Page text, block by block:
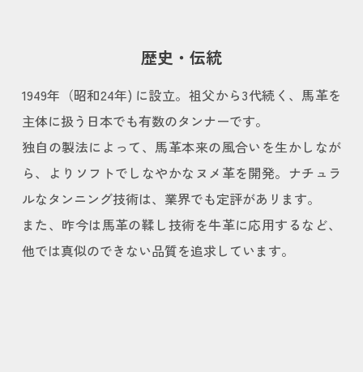
歴史・伝統
1949年（昭和24年) に設立。祖父から3代続く、馬革を
主体に扱う日本でも有数のタンナーです。
独自の製法によって、馬革本来の風合いを生かしなが
ら、よりソフトでしなやかなヌメ革を開発。ナチュラ
ルなタンニング技術は、業界でも定評があリます。
また、昨今は馬革の鞣し技術を牛革に応用するなど、
他では真似のできない品質を追求しています。